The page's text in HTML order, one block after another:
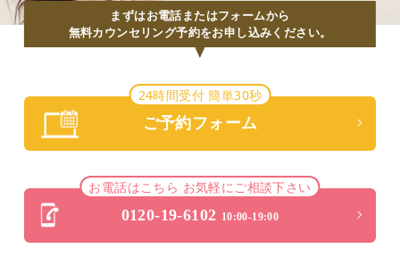
まずはお電話またはフォームから
無料カウンセリング予約をお申し込みください。
24時間受付 簡単30秒
ご予約フォーム
お電話はこちら お気軽にご相談下さい
0120-19-6102 10:00-19:00